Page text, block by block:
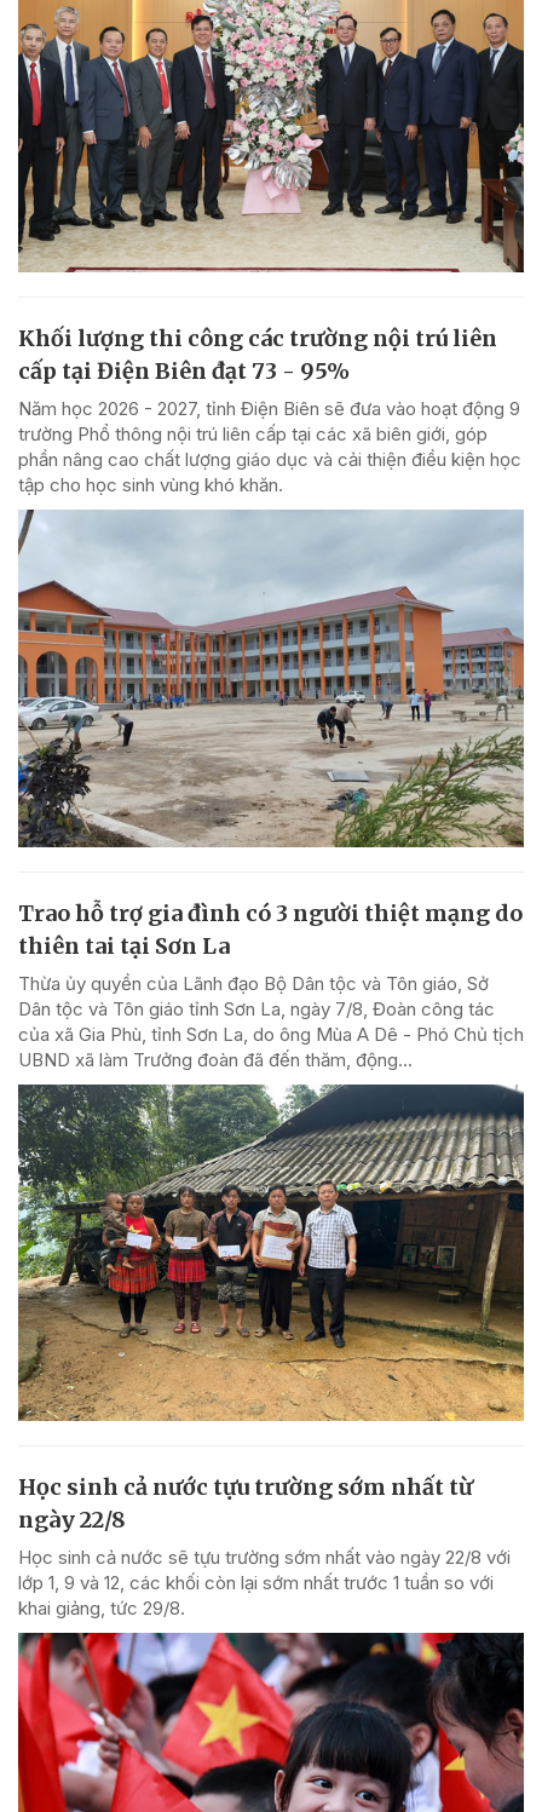
Khối lượng thi công các trường nội trú liên
cấp tại Điện Biên đạt 73 - 95%
Năm học 2026 - 2027, tỉnh Điện Biên sẽ đưa vào hoạt động 9
trường Phổ thông nội trú liên cấp tại các xã biên giới, góp
phần nâng cao chất lượng giáo dục và cải thiện điều kiện học
tập cho học sinh vùng khó khăn.
Trao hỗ trợ gia đình có 3 người thiệt mạng do
thiên tai tại Sơn La
Thừa ủy quyền của Lãnh đạo Bộ Dân tộc và Tôn giáo, Sở
Dân tộc và Tôn giáo tỉnh Sơn La, ngày 7/8, Đoàn công tác
của xã Gia Phù, tỉnh Sơn La, do ông Mùa A Dê - Phó Chủ tịch
UBND xã làm Trưởng đoàn đã đến thăm, động...
Học sinh cả nước tựu trường sớm nhất từ
ngày 22/8
Học sinh cả nước sẽ tựu trường sớm nhất vào ngày 22/8 với
lớp 1, 9 và 12, các khối còn lại sớm nhất trước 1 tuần so với
khai giảng, tức 29/8.